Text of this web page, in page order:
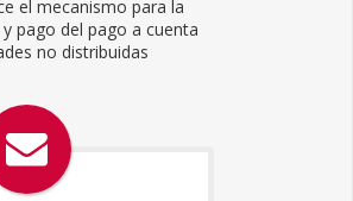
el mecanismo para la
pago del pago a cuenta
no distribuidas